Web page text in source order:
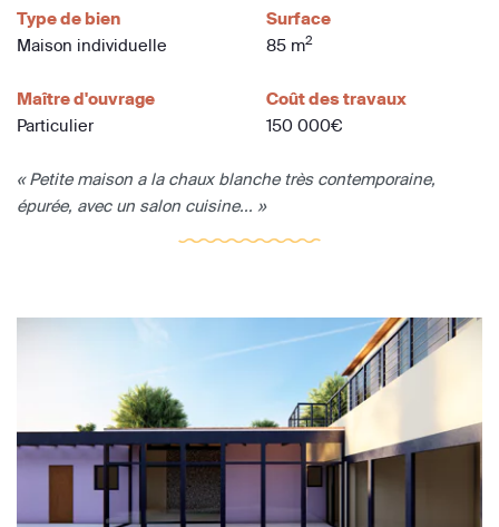
Type de bien
Maison individuelle
Surface
85 m2
Maître d'ouvrage
Particulier
Coût des travaux
150 000€
« Petite maison a la chaux blanche très contemporaine,
épurée, avec un salon cuisine... »